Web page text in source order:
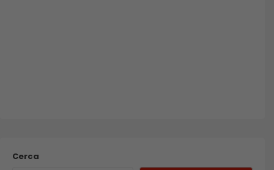
Cerca